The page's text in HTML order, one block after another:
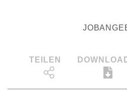
TEILEN